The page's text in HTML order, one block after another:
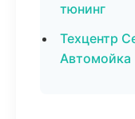
тюнинг
Техцентр
Автомойка